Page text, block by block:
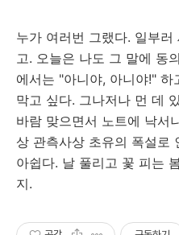
누가 여러번 그랬다. 일부
고. 오늘은 나도 그 말에 동
에서는 "아니야, 아니야!"
막고 싶다. 그나저나 먼 데
바람 맞으면서 노트에 낙서
상 관측사상 초유의 폭설로
아쉽다. 날 풀리고 꽃 피는
지.